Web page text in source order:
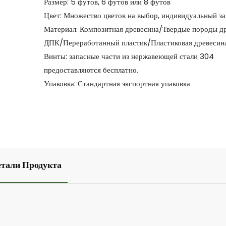
Цвет: Множество цветов на выбор, индивидуальный
Материал: Композитная древесина/Твердые породы
ДПК/Переработанный пластик/Пластиковая
Винты: запасные части из нержавеющей стали 304
предоставляются бесплатно.
Упаковка: Стандартная экспортная упаковка
Продукта